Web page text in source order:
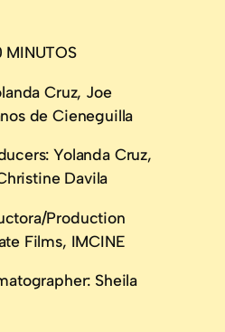
Cruz, Joe
de Cieneguilla
Yolanda Cruz,
Davila
Production
Films, IMCINE
Sheila